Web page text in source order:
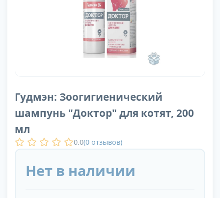
Гудмэн: Зоогигиенический
шампунь "Доктор" для котят, 200
мл
0.0(0 отзывов)
Нет в наличии